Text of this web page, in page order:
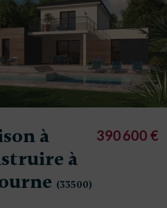
à
à
(33500)
390 600 €